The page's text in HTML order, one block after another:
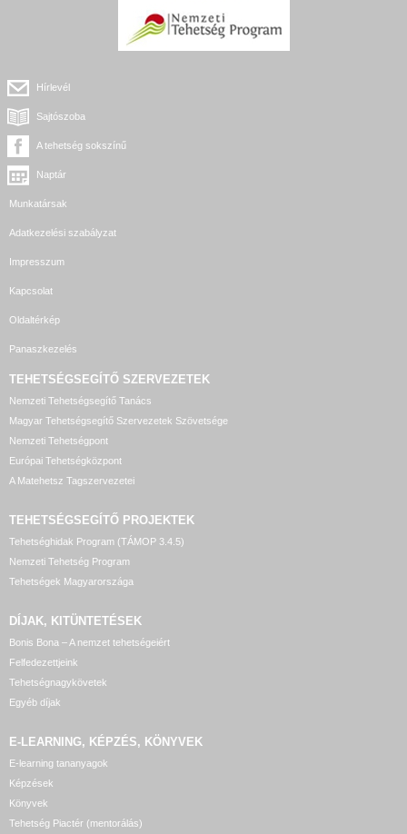
Hírlevél
Sajtószoba
A tehetség sokszínű
Naptár
Munkatársak
Adatkezelési szabályzat
Impresszum
Kapcsolat
Oldaltérkép
Panaszkezelés
TEHETSÉGSEGÍTŐ SZERVEZETEK
Nemzeti Tehetségsegítő Tanács
Magyar Tehetségsegítő Szervezetek Szövetsége
Nemzeti Tehetségpont
Európai Tehetségközpont
A Matehetsz Tagszervezetei
TEHETSÉGSEGÍTŐ PROJEKTEK
Tehetséghidak Program (TÁMOP 3.4.5)
Nemzeti Tehetség Program
Tehetségek Magyarországa
DÍJAK, KITÜNTETÉSEK
Bonis Bona – A nemzet tehetségeiért
Felfedezettjeink
Tehetségnagykövetek
Egyéb díjak
E-LEARNING, KÉPZÉS, KÖNYVEK
E-learning tananyagok
Képzések
Könyvek
Tehetség Piactér (mentorálás)